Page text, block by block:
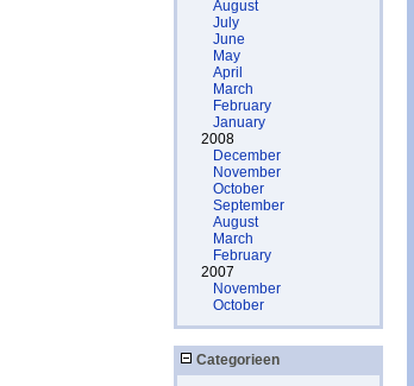
August
July
June
May
April
March
February
January
2008
December
November
October
September
August
March
February
2007
November
October
Categorieen